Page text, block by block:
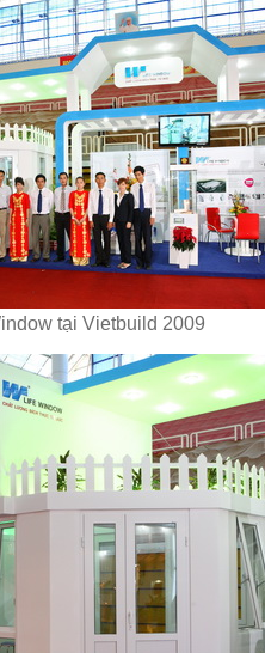
tại Vietbuild 2009